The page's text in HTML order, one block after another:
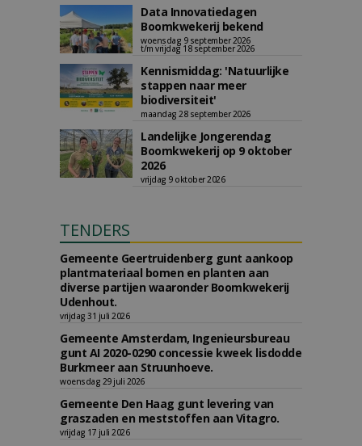
Data Innovatiedagen
Boomkwekerij bekend
woensdag 9 september 2026
t/m vrijdag 18 september 2026
Kennismiddag: 'Natuurlijke
stappen naar meer
biodiversiteit'
maandag 28 september 2026
Landelijke Jongerendag
Boomkwekerij op 9 oktober
2026
vrijdag 9 oktober 2026
TENDERS
Gemeente Geertruidenberg gunt aankoop
plantmateriaal bomen en planten aan
diverse partijen waaronder Boomkwekerij
Udenhout.
vrijdag 31 juli 2026
Gemeente Amsterdam, Ingenieursbureau
gunt AI 2020-0290 concessie kweek lisdodde
Burkmeer aan Struunhoeve.
woensdag 29 juli 2026
Gemeente Den Haag gunt levering van
graszaden en meststoffen aan Vitagro.
vrijdag 17 juli 2026